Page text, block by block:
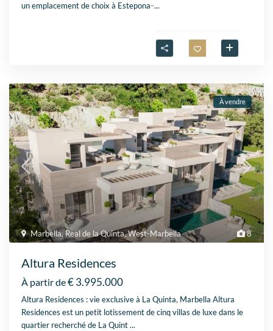
un emplacement de choix à Estepona ̵...
8
Marbella,Real de la Quinta,West-Marbella
À vendre
Altura Residences
À partir de€ 3.995.000
Altura Residences : vie exclusive à La Quinta, Marbella Altura
Residences est un petit lotissement de cinq villas de luxe dans le
quartier recherché de La Quint...